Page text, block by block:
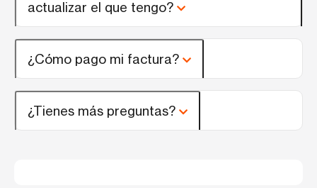
actualizar el que tengo?
¿Cómo pago mi factura?
¿Tienes más preguntas?